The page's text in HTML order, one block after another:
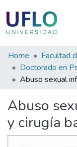
Communities
&
Collections
All of RIUFLO
Statistics
Home
Doctorado en
Abuso
y cirugía